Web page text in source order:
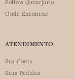
Follow @marjurio
Onde Encontrar
ATENDIMENTO
Sua Conta
Seus Pedidos